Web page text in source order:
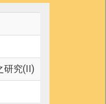
研究(II)